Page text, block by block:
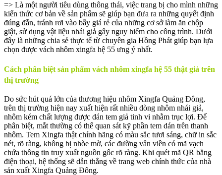
=> Là một người tiêu dùng thông thái, việc trang bị cho mình những
kiến thức cơ bản về sản phẩm sẽ giúp bạn đưa ra những quyết định
đúng đắn, tránh rơi vào bẫy giá rẻ của những cơ sở làm ăn chộp
giật, sử dụng vật liệu nhái giả gây nguy hiểm cho công trình. Dưới
đây là những chia sẻ thực tế từ chuyên gia Hồng Phát giúp bạn lựa
chọn được vách nhôm xingfa hệ 55 ưng ý nhất.
Cách phân biệt sản phẩm vách nhôm xingfa hệ 55 thật giả trên
thị trường
Do sức hút quá lớn của thương hiệu nhôm Xingfa Quảng Đông,
trên thị trường hiện nay xuất hiện rất nhiều dòng nhôm nhái giả,
nhôm kém chất lượng được dán tem giả tinh vi nhằm trục lợi. Để
phân biệt, mắt thường có thể quan sát kỹ phần tem dán trên thanh
nhôm. Tem Xingfa thật chính hãng có màu sắc tươi sáng, chữ in sắc
nét, rõ ràng, không bị nhòe mờ, các đường vân viền có mã vạch
chứa thông tin truy xuất nguồn gốc rõ ràng. Khi quét mã QR bằng
điện thoại, hệ thống sẽ dẫn thẳng về trang web chính thức của nhà
sản xuất Xingfa Quảng Đông.